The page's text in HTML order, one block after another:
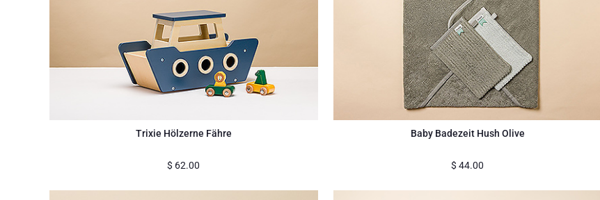
Trixie Hölzerne Fähre
$ 62.00
Baby Badezeit Hush Olive
$ 44.00